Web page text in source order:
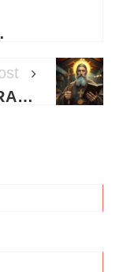
DE BARI
PODEROSA ORACIÓN A SAN BENITO PARA ATRAER CLIENTES, MULTIPLICAR VENTAS Y PROTEGER TU NEGOCIO